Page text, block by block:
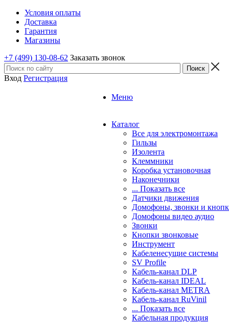
Условия оплаты
Доставка
Гарантия
Магазины
+7 (499) 130-08-62 Заказать звонок
Вход Регистрация
Меню
Каталог
Все для электромонтажа
Гильзы
Изолента
Клеммники
Коробка установочная
Наконечники
... Показать все
Датчики движения
Домофоны, звонки и
Домофоны видео аудио
Звонки
Кнопки звонковые
Инструмент
Кабеленесущие системы
SV Profile
Кабель-канал DLP
Кабель-канал IDEAL
Кабель-канал METRA
Кабель-канал RuVinil
... Показать все
Кабельная продукция